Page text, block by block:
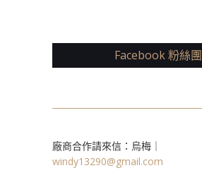
Facebook 粉絲團
廠商合作請來信：烏梅｜
windy13290@gmail.com